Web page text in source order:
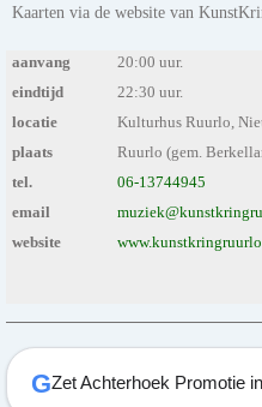
Kaarten via de website van
aanvang
20:00 uur.
eindtijd
22:30 uur.
locatie
Kulturhus Ruurlo,
plaats
Ruurlo (gem.
tel.
06-13744945
email
website
GZet Achterhoek Promotie